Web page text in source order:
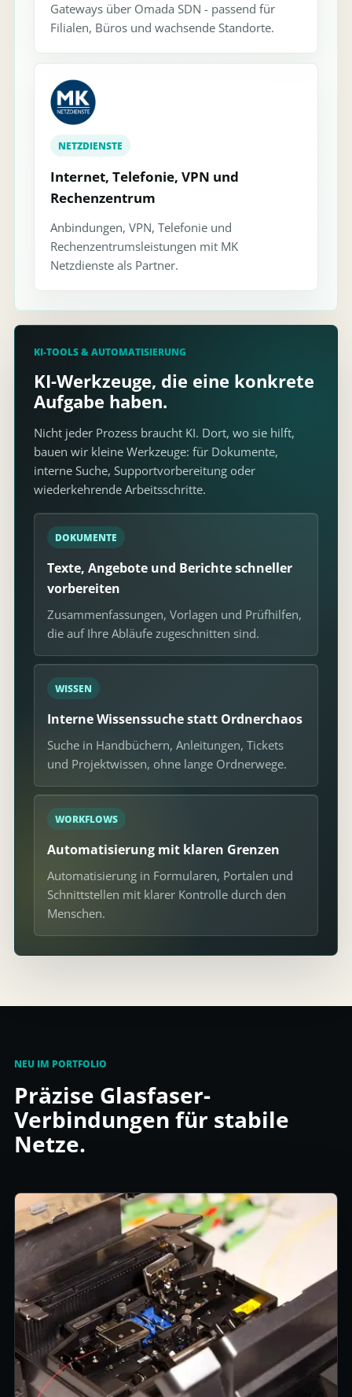
Gateways über Omada SDN - passend für
Filialen, Büros und wachsende Standorte.
NETZDIENSTE
Internet, Telefonie, VPN und
Rechenzentrum
Anbindungen, VPN, Telefonie und
Rechenzentrumsleistungen mit MK
Netzdienste als Partner.
KI-TOOLS & AUTOMATISIERUNG
KI-Werkzeuge, die eine konkrete
Aufgabe haben.
Nicht jeder Prozess braucht KI. Dort, wo sie hilft,
bauen wir kleine Werkzeuge: für Dokumente,
interne Suche, Supportvorbereitung oder
wiederkehrende Arbeitsschritte.
DOKUMENTE
Texte, Angebote und Berichte schneller
vorbereiten
Zusammenfassungen, Vorlagen und Prüfhilfen,
die auf Ihre Abläufe zugeschnitten sind.
WISSEN
Interne Wissenssuche statt Ordnerchaos
Suche in Handbüchern, Anleitungen, Tickets
und Projektwissen, ohne lange Ordnerwege.
WORKFLOWS
Automatisierung mit klaren Grenzen
Automatisierung in Formularen, Portalen und
Schnittstellen mit klarer Kontrolle durch den
Menschen.
NEU IM PORTFOLIO
Präzise Glasfaser-
Verbindungen für stabile
Netze.